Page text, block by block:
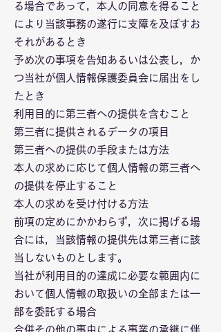
る場合であって，本人の同意を得ること
により当該事務の遂行に支障を及ぼすお
それがあるとき
予め次の事項を告知あるいは公表し，か
つ当社が個人情報保護委員会に届出をし
たとき
利用目的に第三者への提供を含むこと
第三者に提供されるデータの項目
第三者への提供の手段または方法
本人の求めに応じて個人情報の第三者へ
の提供を停止すること
本人の求めを受け付ける方法
前項の定めにかかわらず，次に掲げる場
合には，当該情報の提供先は第三者に該
当しないものとします。
当社が利用目的の達成に必要な範囲内に
おいて個人情報の取扱いの全部または一
部を委託する場合
合併その他の事由による事業の承継に伴